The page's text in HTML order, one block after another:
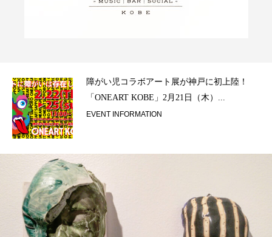
障がい児コラボアート展が神戸に初上陸！
「ONEART KOBE」2月21日（木）...
EVENT INFORMATION